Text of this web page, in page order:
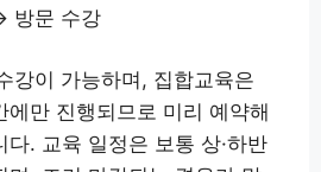
방문 수강
강이 가능하며, 집합교육은
에만 진행되므로 미리 예약해
다. 교육 일정은 보통 상·하반